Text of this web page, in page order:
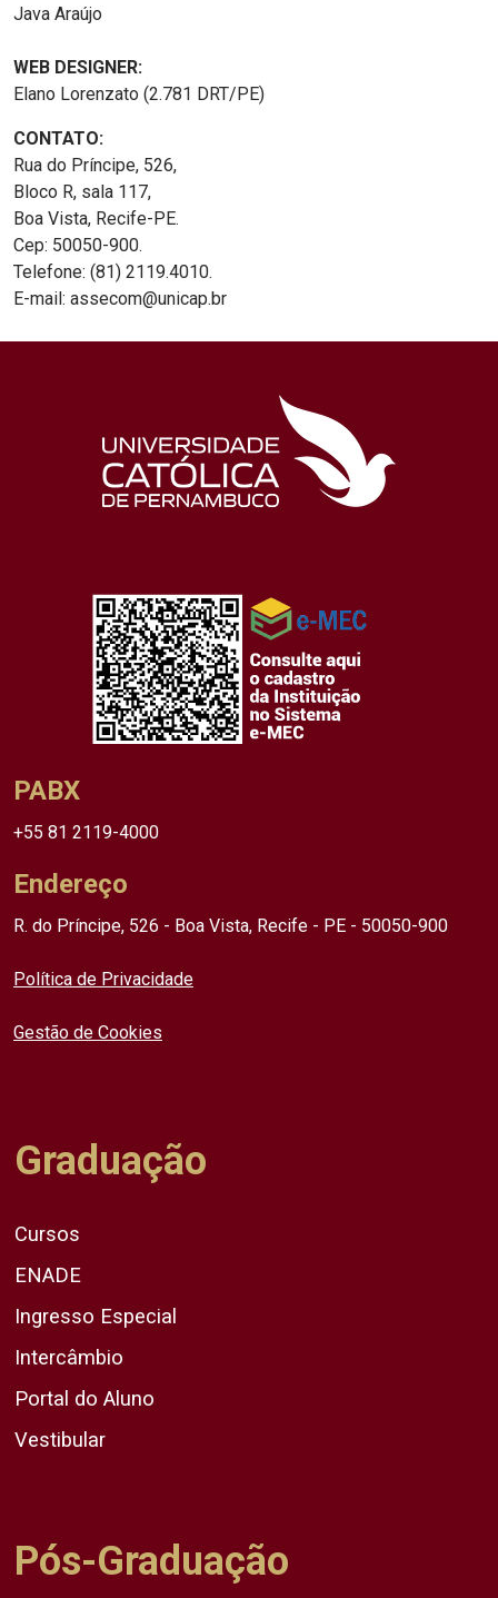
Java Araújo
WEB DESIGNER:
Elano Lorenzato (2.781 DRT/PE)
CONTATO:
Rua do Príncipe, 526,
Bloco R, sala 117,
Boa Vista, Recife-PE.
Cep: 50050-900.
Telefone: (81) 2119.4010.
E-mail: assecom@unicap.br
PABX
+55 81 2119-4000
Endereço
R. do Príncipe, 526 - Boa Vista, Recife - PE - 50050-900
Política de Privacidade
Gestão de Cookies
Graduação
Cursos
ENADE
Ingresso Especial
Intercâmbio
Portal do Aluno
Vestibular
Pós-Graduação